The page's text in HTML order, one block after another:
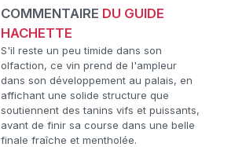
COMMENTAIRE DU GUIDE
HACHETTE
S'il reste un peu timide dans son
olfaction, ce vin prend de l'ampleur
dans son développement au palais, en
affichant une solide structure que
soutiennent des tanins vifs et puissants,
avant de finir sa course dans une belle
finale fraîche et mentholée.